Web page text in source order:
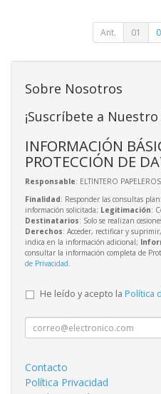
Ant. 01
Sobre Nosotros
¡Suscríbete a
INFORMACIÓN
PROTECCIÓN DE
Responsable: ELTINTERO
Finalidad: Responder las consultas
información solicitada; Legitimación:
Destinatarios: Solo se realizan
Derechos: Acceder, rectificar y
indica en la información adicional;
consultar la información completa de
de Privacidad.
He leído y acepto la Política
Contacto
Política Privacidad